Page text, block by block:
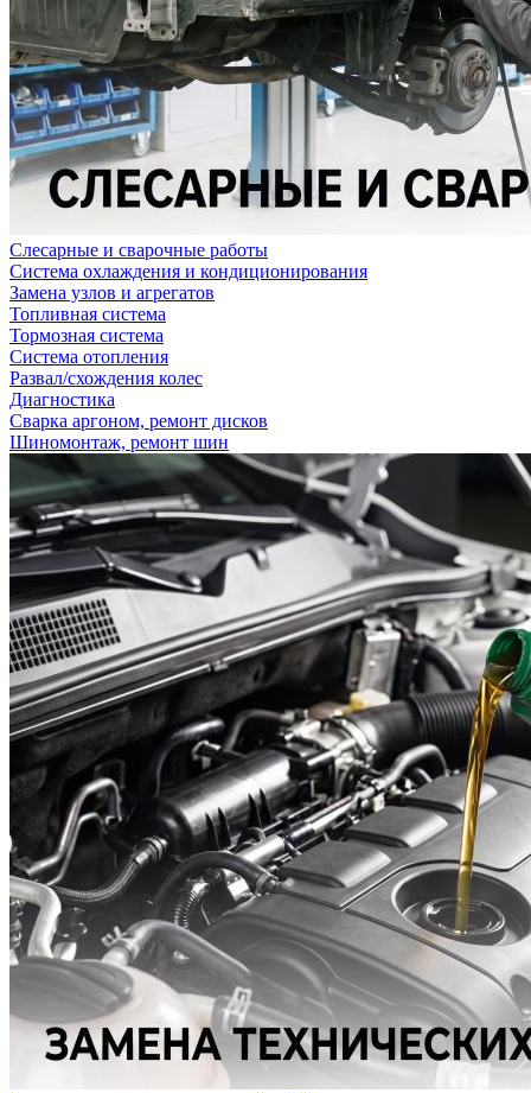
Слесарные и сварочные работы
Система охлаждения и кондиционирования
Замена узлов и агрегатов
Топливная система
Тормозная система
Система отопления
Развал/схождения колес
Диагностика
Сварка аргоном, ремонт дисков
Шиномонтаж, ремонт шин